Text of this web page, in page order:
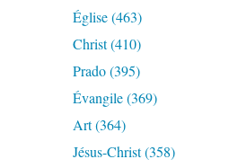
Église(463)
Christ(410)
Prado(395)
Évangile(369)
Art(364)
Jésus-Christ(358)